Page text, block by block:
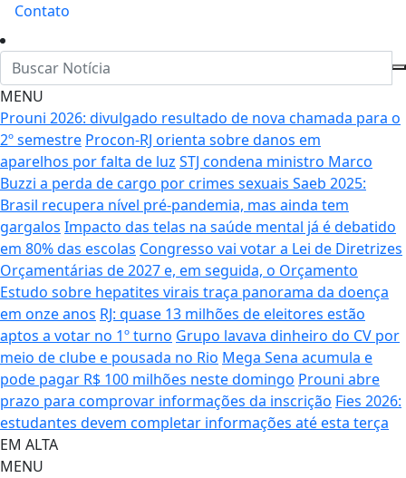
Contato
MENU
Prouni 2026: divulgado resultado de nova chamada para o
2º semestre Procon-RJ orienta sobre danos em
aparelhos por falta de luz STJ condena ministro Marco
Buzzi a perda de cargo por crimes sexuais Saeb 2025:
Brasil recupera nível pré-pandemia, mas ainda tem
gargalos Impacto das telas na saúde mental já é debatido
em 80% das escolas Congresso vai votar a Lei de Diretrizes
Orçamentárias de 2027 e, em seguida, o Orçamento
Estudo sobre hepatites virais traça panorama da doença
em onze anos RJ: quase 13 milhões de eleitores estão
aptos a votar no 1º turno Grupo lavava dinheiro do CV por
meio de clube e pousada no Rio Mega Sena acumula e
pode pagar R$ 100 milhões neste domingo Prouni abre
prazo para comprovar informações da inscrição Fies 2026:
estudantes devem completar informações até esta terça
EM ALTA
MENU